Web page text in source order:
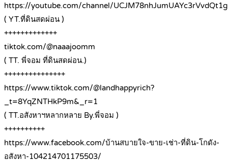
https://youtube.com/channel/UCJM78nhJumUAYc3rVvdQt1g
( YT.ที่ดินสดผ่อน )
+++++++++++++
tiktok.com/@naaajoomm
( TT. พี่จอม ที่ดินสดผ่อน.)
+++++++++++++++
https://www.tiktok.com/@landhappyrich?
_t=8YqZNTHkP9m&_r=1
( TT.อสังหาฯหลากหลาย By.พี่จอม )
++++++++++
https://www.facebook.com/บ้านสบายใจ-ขาย-เช่า-ที่ดิน-โกดัง-
อสังหา-104214701175503/